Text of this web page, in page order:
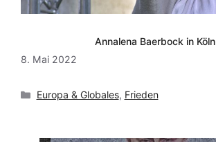
Annalena Baerbock in Köln
8. Mai 2022
Kategorien
Europa & Globales, Frieden